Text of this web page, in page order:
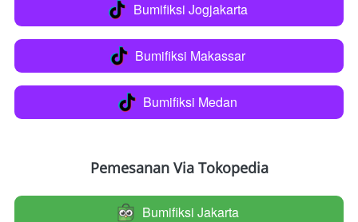
` Bumifiksi Jogjakarta
` Bumifiksi Makassar
` Bumifiksi Medan
Pemesanan Via Tokopedia
` Bumifiksi Jakarta